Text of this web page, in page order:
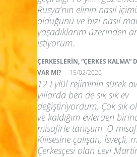
Rusya’nın elinin nasıl
olduğunu ve bizi nasıl
yaşadıklarım üzerinden
istiyorum.
ÇERKESLERİN, “ÇERKES KALMA”
VAR MI? - 15/02/2026
12 Eylül rejiminin sürek
yıllarda ben de sık sık ev
değiştiriyordum. Çok sık
ve kaldığım evlerden
misafirle tanıştım. O
Kilisesine çalışan, İsveçli,
Çerkesçesi olan Levi